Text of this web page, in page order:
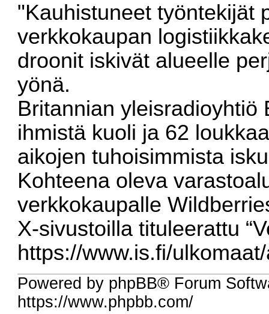
"Kauhistuneet työntekijät
verkkokaupan
droonit iskivät alueelle
yönä.
Britannian yleisradioyhtiö
ihmistä kuoli ja 62
aikojen tuhoisimmista
Kohteena oleva
verkkokaupalle
X-sivustoilla tituleerattu
https://www.is.fi/
Powered by phpBB® Forum
https://www.phpbb.com/